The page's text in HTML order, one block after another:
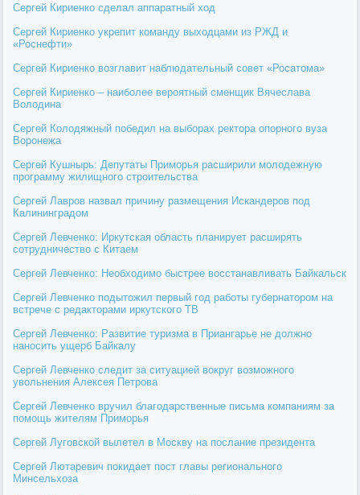
Сергей Кириенко сделал аппаратный ход
Сергей Кириенко укрепит команду выходцами из РЖД и
«Роснефти»
Сергей Кириенко возглавит наблюдательный совет «Росатома»
Сергей Кириенко – наиболее вероятный сменщик Вячеслава
Володина
Cергей Колодяжный победил на выборах ректора опорного вуза
Воронежа
Сергей Кушнырь: Депутаты Приморья расширили молодежную
программу жилищного строительства
Сергей Лавров назвал причину размещения Искандеров под
Калининградом
Сергей Левченко: Иркутская область планирует расширять
сотрудничество с Китаем
Сергей Левченко: Необходимо быстрее восстанавливать Байкальск
Сергей Левченко подытожил первый год работы губернатором на
встрече с редакторами иркутского ТВ
Сергей Левченко: Развитие туризма в Приангарье не должно
наносить ущерб Байкалу
Сергей Левченко следит за ситуацией вокруг возможного
увольнения Алексея Петрова
Сергей Левченко вручил благодарственные письма компаниям за
помощь жителям Приморья
Сергей Луговской вылетел в Москву на послание президента
Сергей Лютаревич покидает пост главы регионального
Минсельхоза